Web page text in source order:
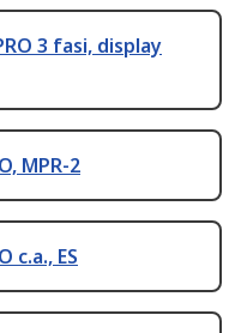
3 fasi, display
MPR-2
c.a., ES